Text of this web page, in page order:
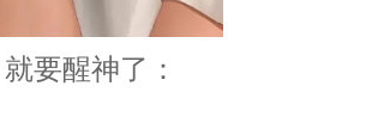
就要醒神了：